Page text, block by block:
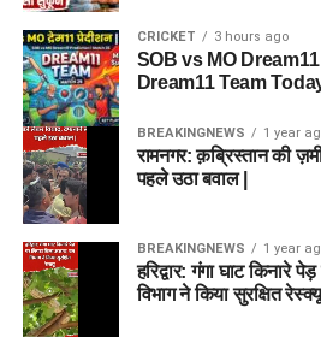
CRICKET 3 hours ago
SOB vs MO
Dream11 Team
BREAKINGNEWS 1 year
रामनगर: क़ब्रिस्तान की
पहले उठा बवाल |
BREAKINGNEWS 1 year
हरिद्वार: गंगा घाट किनारे
विभाग ने किया सुरक्षित रेस्क्यू